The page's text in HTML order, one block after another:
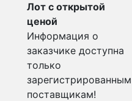
Лот с открытой
ценой
Информация о
заказчике доступна
только
зарегистрированным
поставщикам!